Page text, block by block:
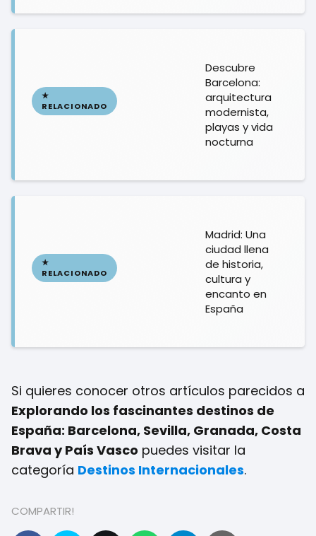
Descubre
Barcelona:
arquitectura
modernista,
playas y vida
nocturna
Madrid: Una
ciudad llena
de historia,
cultura y
encanto en
España
Si quieres conocer otros artículos parecidos a
Explorando los fascinantes destinos de
España: Barcelona, Sevilla, Granada, Costa
Brava y País Vasco puedes visitar la
categoría Destinos Internacionales.
COMPARTIR!